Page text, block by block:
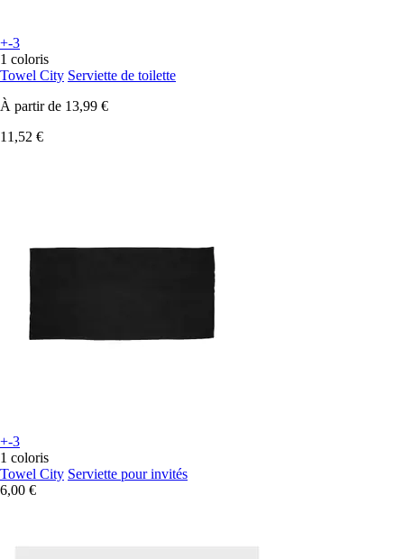
+-3
1 coloris
Towel City Serviette de toilette
À partir de 13,99 €
11,52 €
+-3
1 coloris
Towel City Serviette pour invités
6,00 €